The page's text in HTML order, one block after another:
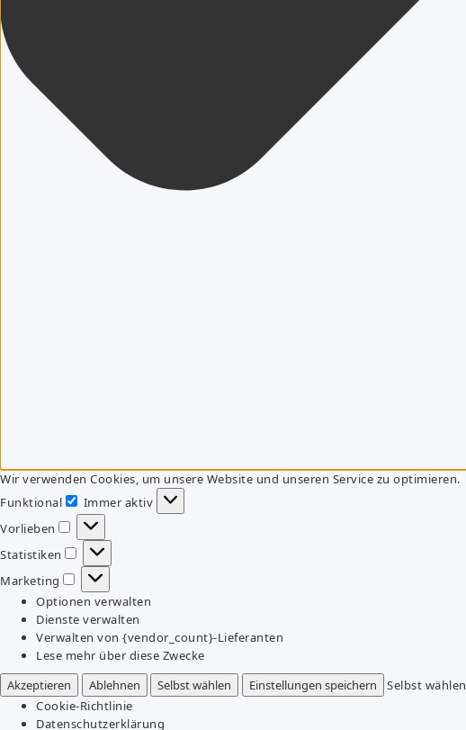
Wir verwenden Cookies, um unsere Website und unseren Service zu optimieren.
Funktional
Funktional
Immer aktiv
Vorlieben
Vorlieben
Statistiken
Statistiken
Marketing
Marketing
Optionen verwalten
Dienste verwalten
Verwalten von {vendor_count}-Lieferanten
Lese mehr über diese Zwecke
Akzeptieren
Ablehnen Selbst wählen Einstellungen speichern
Selbst wählen
Cookie-Richtlinie
Datenschutzerklärung